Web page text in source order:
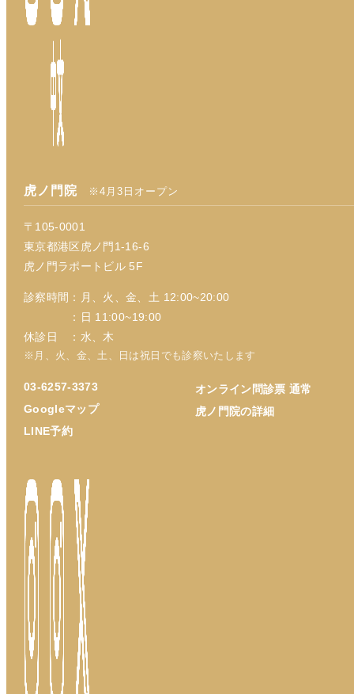
虎ノ門院 ※4月3日オープン
〒105-0001
東京都港区虎ノ門1-16-6
虎ノ門ラポートビル 5F
診察時間：月、火、金、土 12:00~20:00
：日 11:00~19:00
休診日 ：水、木
※月、火、金、土、日は祝日でも診察いたします
03-6257-3373
Googleマップ
LINE予約
オンライン問診票 通常
虎ノ門院の詳細